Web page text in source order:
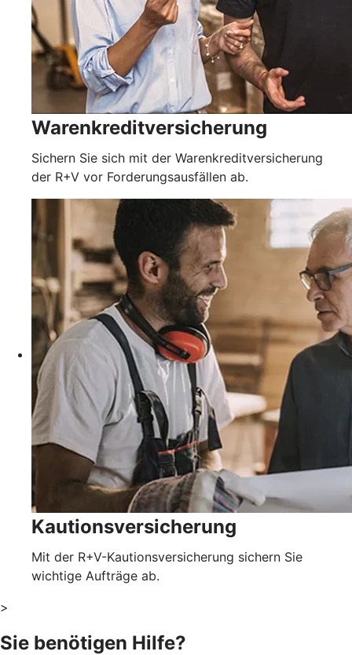
Warenkreditversicherung
Sichern Sie sich mit der Warenkreditversicherung
der R+V vor Forderungsausfällen ab.
Kautionsversicherung
Mit der R+V-Kautionsversicherung sichern Sie
wichtige Aufträge ab.
>
Sie benötigen Hilfe?